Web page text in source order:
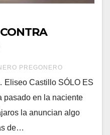
PREGONERO
Castillo SÓLO ES
pasado en la naciente
la anuncian algo
de…